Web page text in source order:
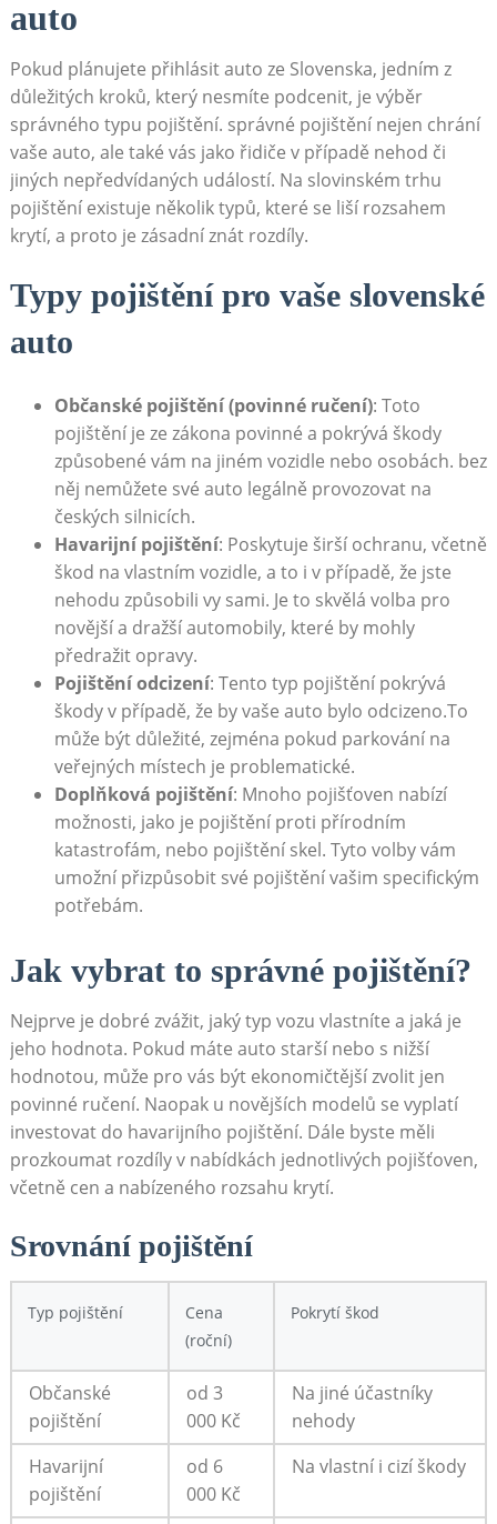
auto
Pokud plánujete přihlásit auto ze Slovenska, ⁣jedním z⁢
důležitých kroků, který⁢ nesmíte podcenit,⁢ je výběr
⁢správného typu pojištění. správné pojištění nejen chrání
vaše auto, ale ‍také⁤ vás ⁣jako řidiče v případě nehod či
jiných nepředvídaných událostí. Na slovinském trhu
pojištění⁤ existuje několik⁢ typů, které se liší ‍rozsahem⁣
krytí, a proto je zásadní⁢ znát rozdíly.
Typy pojištění pro ‌vaše slovenské
auto
Občanské pojištění (povinné ručení): Toto
pojištění ⁣je ⁤ze zákona povinné a pokrývá škody
způsobené vám na jiném vozidle ⁣nebo osobách.‍ bez
⁤něj nemůžete své auto legálně ‍provozovat na⁤
českých silnicích.
Havarijní‍ pojištění: Poskytuje širší ochranu, včetně
‌škod na vlastním vozidle, ‍a⁢ to i v případě, že jste
nehodu způsobili vy sami.‍ Je to skvělá volba ‌pro
novější a ⁣dražší‍ automobily, které by‌ mohly
předražit ‌opravy.
Pojištění​ odcizení: Tento typ pojištění pokrývá
⁣škody v případě, že by ⁤vaše‌ auto bylo odcizeno.To
může‌ být důležité,⁣ zejména pokud parkování na
veřejných místech ⁣je problematické.
Doplňková pojištění: Mnoho pojišťoven nabízí
možnosti, jako‍ je pojištění proti přírodním
katastrofám, nebo pojištění ⁢skel. ​Tyto volby vám
‍umožní⁤ přizpůsobit své pojištění vašim specifickým
potřebám.
Jak vybrat to⁤ správné⁢ pojištění?
Nejprve je dobré⁣ zvážit, jaký typ vozu vlastníte a jaká je‍
jeho hodnota.⁤ Pokud ⁣máte⁢ auto ⁤starší nebo​ s nižší ​
hodnotou, může‍ pro vás být ekonomičtější zvolit jen
povinné ručení. Naopak‍ u novějších modelů se vyplatí‌
investovat do havarijního pojištění. Dále byste‍ měli
prozkoumat‌ rozdíly v⁣ nabídkách jednotlivých‍ pojišťoven,
včetně cen a nabízeného rozsahu krytí.
Srovnání pojištění
Typ pojištění
Cena
(roční)
Pokrytí škod
Občanské
⁣pojištění
od ‌3
000 Kč
Na⁤ jiné⁢ účastníky
nehody
Havarijní
pojištění
od‌ 6
‌000 ‌Kč
Na vlastní i ⁣cizí škody